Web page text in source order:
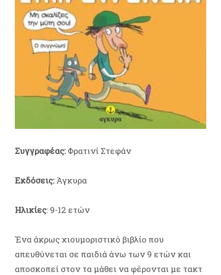
Συγγραφέας:Φρατινί Στεφάν
Εκδόσεις:Άγκυρα
Ηλικίες: 9-12 ετών
Ένα άκρως χιουμοριστικό βιβλίο που
απευθύνεται σε παιδιά άνω των 9 ετών και
αποσκοπεί στον τα μάθει να φέρονται με τακτ